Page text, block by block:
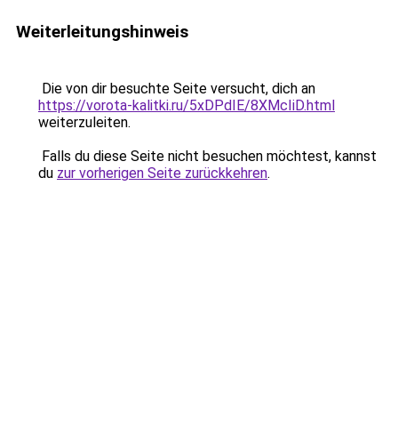
Weiterleitungshinweis
Die von dir besuchte Seite versucht, dich an
https://vorota-kalitki.ru/5xDPdIE/8XMcIiD.html
weiterzuleiten.
Falls du diese Seite nicht besuchen möchtest, kannst
du zur vorherigen Seite zurückkehren.